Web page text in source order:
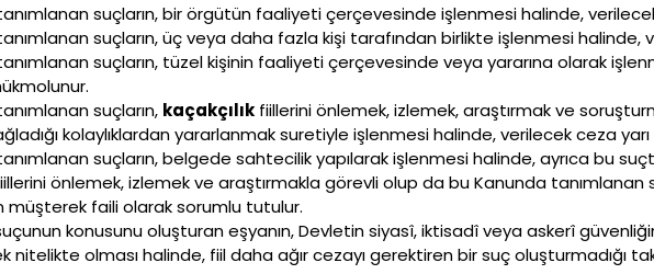
suçların, bir örgütün faaliyeti çerçevesinde işlenmesi halinde, verilecek
suçların, üç veya daha fazla kişi tarafından birlikte işlenmesi halinde,
suçların, tüzel kişinin faaliyeti çerçevesinde veya yararına olarak
suçların, kaçakçılık fiillerini önlemek, izlemek, araştırmak ve
kolaylıklardan yararlanmak suretiyle işlenmesi halinde, verilecek ceza yarı
suçların, belgede sahtecilik yapılarak işlenmesi halinde, ayrıca bu
önlemek, izlemek ve araştırmakla görevli olup da bu Kanunda
müşterek faili olarak sorumlu tutulur.
konusunu oluşturan eşyanın, Devletin siyasî, iktisadî veya askerî
olması halinde, fiil daha ağır cezayı gerektiren bir suç oluşturmadığı